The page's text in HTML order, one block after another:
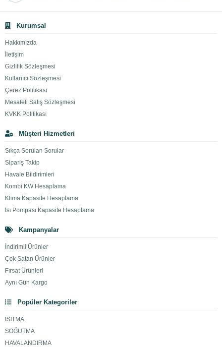
Kurumsal
Hakkımızda
İletişim
Gizlilik Sözleşmesi
Kullanıcı Sözleşmesi
Çerez Politikası
Mesafeli Satış Sözleşmesi
KVKK Politikası
Müşteri Hizmetleri
Sıkça Sorulan Sorular
Sipariş Takip
Havale Bildirimleri
Kombi KW Hesaplama
Klima Kapasite Hesaplama
Isı Pompası Kapasite Hesaplama
Kampanyalar
İndirimli Ürünler
Çok Satan Ürünler
Fırsat Ürünleri
Aynı Gün Kargo
Popüler Kategoriler
ISITMA
SOĞUTMA
HAVALANDIRMA